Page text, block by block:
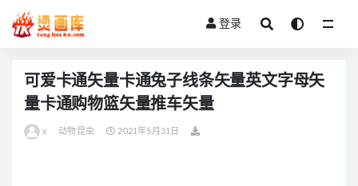
登录
可爱卡通矢量卡通兔子线条矢量英文字母矢
量卡通购物篮矢量推车矢量
x 动物昆虫 2021年5月31日